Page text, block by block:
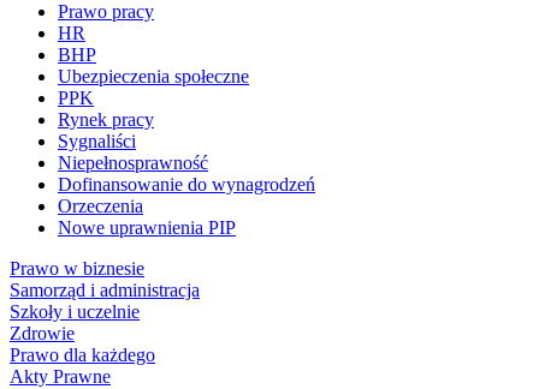
Prawo pracy
HR
BHP
Ubezpieczenia społeczne
PPK
Rynek pracy
Sygnaliści
Niepełnosprawność
Dofinansowanie do wynagrodzeń
Orzeczenia
Nowe uprawnienia PIP
Prawo w biznesie
Samorząd i administracja
Szkoły i uczelnie
Zdrowie
Prawo dla każdego
Akty Prawne